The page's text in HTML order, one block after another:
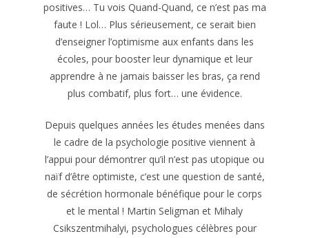
positives… Tu vois Quand-Quand, ce n’est pas ma
faute ! Lol… Plus sérieusement, ce serait bien
d’enseigner l’optimisme aux enfants dans les
écoles, pour booster leur dynamique et leur
apprendre à ne jamais baisser les bras, ça rend
plus combatif, plus fort… une évidence.
Depuis quelques années les études menées dans
le cadre de la psychologie positive viennent à
l’appui pour démontrer qu’il n’est pas utopique ou
naïf d’être optimiste, c’est une question de santé,
de sécrétion hormonale bénéfique pour le corps
et le mental ! Martin Seligman et Mihaly
Csikszentmihalyi, psychologues célèbres pour